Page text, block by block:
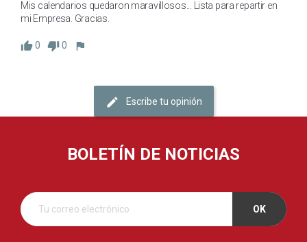
Mis calendarios quedaron maravillosos... Lista para repartir en
mi Empresa. Gracias.
0 0
Escribe tu opinión
BOLETÍN DE NOTICIAS